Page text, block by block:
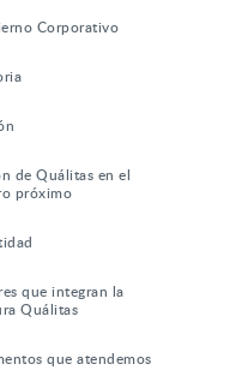
Corporativo
de Quálitas en el
próximo
que integran la
Quálitas
que atendemos